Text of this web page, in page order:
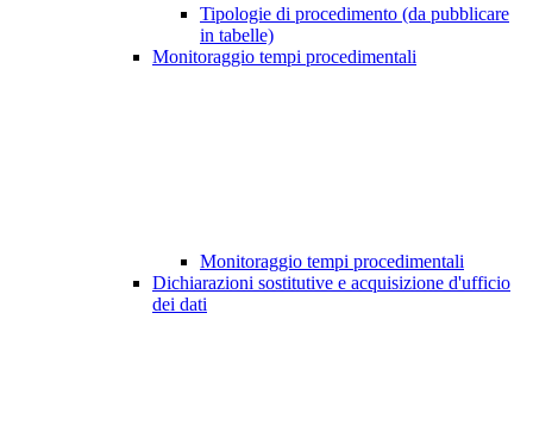
Tipologie di procedimento (da pubblicare
in tabelle)
Monitoraggio tempi procedimentali
Monitoraggio tempi procedimentali
Dichiarazioni sostitutive e acquisizione d'ufficio
dei dati